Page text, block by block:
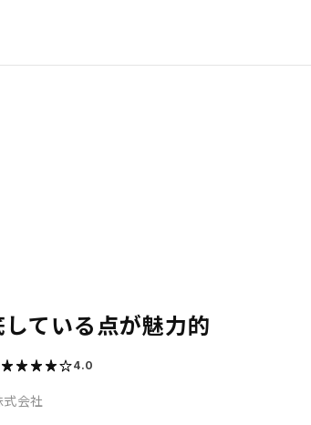
ている点が魅力的
4.0
会社